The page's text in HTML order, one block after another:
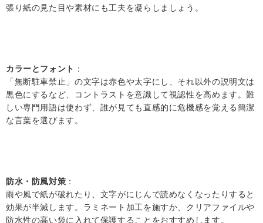
張り紙の見た目や素材にも工夫を凝らしましょう。
カラーとフォント ：
「無断駐車禁止」の文字は赤色や太字にし、それ以外の説明文は
黒色にするなど、コントラストを意識して視認性を高めます。難
しい専門用語は使わず、誰が見ても直感的に危機感を覚える簡潔
な言葉を選びます。
防水・防風対策 ：
雨や風で紙が破れたり、文字がにじんで読めなくなったりすると
効果が半減します。ラミネート加工を施すか、クリアファイルや
防水性の高い袋に入れて保護することをおすすめします。